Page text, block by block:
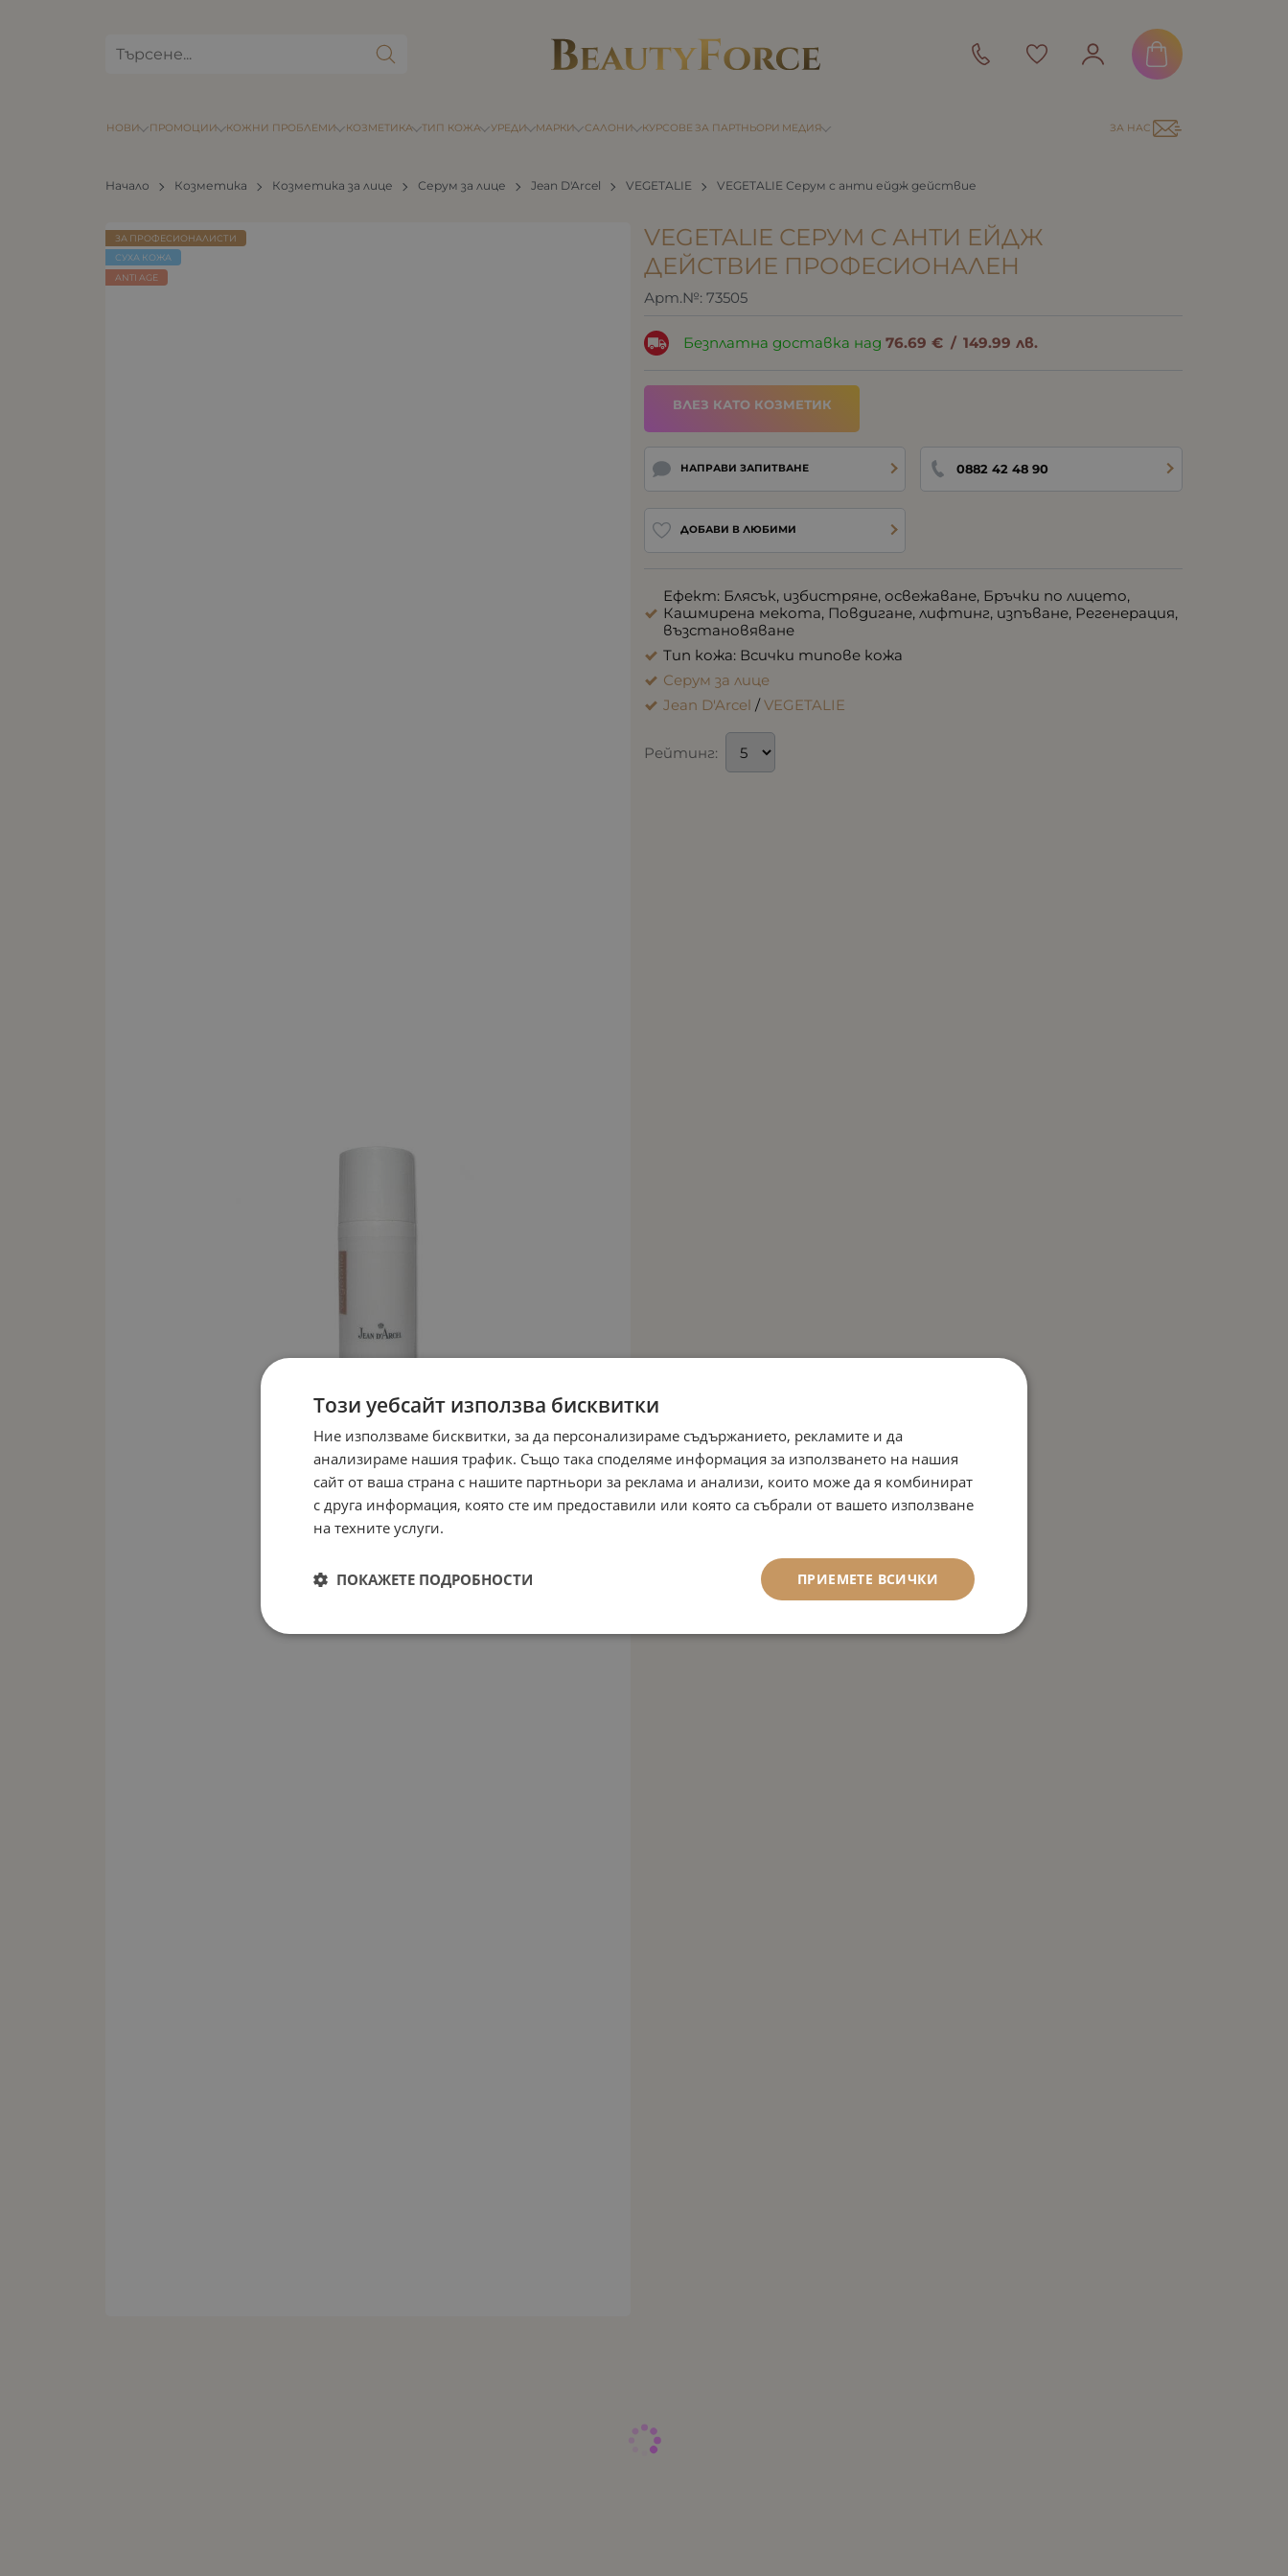
КОЗМЕТИКА ТИП КОЖА УРЕДИ
НОВИ ПРОМОЦИИ МАРКИ САЛОНИ
КОЖНИ ПРОБЛЕМИ КУРСОВЕ ЗА ПАРТНЬОРИ МЕДИЯ ЗА НАС
Начало Козметика Козметика за лице Серум за лице Jean D'Arcel VEGETALIE VEGETALIE Серум с анти ейдж действие
VEGETALIE СЕРУМ С АНТИ ЕЙДЖ
ДЕЙСТВИЕ ПРОФЕСИОНАЛЕН
Арт.№: 73505
ЗА ПРОФЕСИОНАЛИСТИ
СУХА КОЖА
ANTI AGE
Безплатна доставка над76.69 € / 149.99 лв.
ВЛЕЗ КАТО КОЗМЕТИК
НАПРАВИ ЗАПИТВАНЕ 0882 42 48 90
ДОБАВИ В ЛЮБИМИ
Ефект: Блясък, избистряне, освежаване, Бръчки по лицето,
Кашмирена мекота, Повдигане, лифтинг, изпъване, Регенерация,
възстановяване
Тип кожа: Всички типове кожа
Серум за лице
Jean D'Arcel / VEGETALIE
Рейтинг:
Този уебсайт използва бисквитки
Ние използваме бисквитки, за да персонализираме съдържанието, рекламите и да
анализираме нашия трафик. Също така споделяме информация за използването на нашия
сайт от ваша страна с нашите партньори за реклама и анализи, които може да я комбинират
с друга информация, която сте им предоставили или която са събрали от вашето използване
на техните услуги.
ПРИЕМЕТЕ ВСИЧКИ
ПОКАЖЕТЕ ПОДРОБНОСТИ